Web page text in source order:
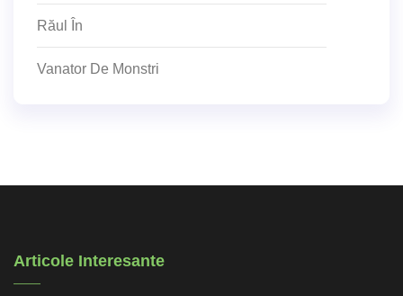
Răul În
Vanator De Monstri
Articole Interesante